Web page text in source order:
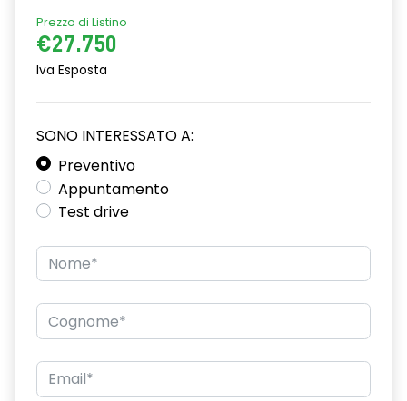
climatizzatore automatico
distance warning avviso distanza di sicurezza
driver display 10''
eCall funzionalità soggetta a copertura di rete;
compatibilità 2G/3G o 4G/5G a seconda del veicolo
emergency lane keep assist assistenza d'emergenza al
mantenimento della corsia
fari full LED adaptative vision, con funzione fendinebbia
integrata
freno di stazionamento elettrico con funzione Auto-Hold
hands-free card per apertura/chiusura porte e avviamento
Prezzo di Listino
€27.750
Iva Esposta
SONO INTERESSATO A:
Preventivo
Appuntamento
Test drive